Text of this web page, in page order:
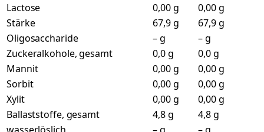
Lactose
0,00 g
0,00 g
Stärke
67,9 g
67,9 g
Oligosaccharide
– g
– g
Zuckeralkohole, gesamt
0,0 g
0,0 g
Mannit
0,00 g
0,00 g
Sorbit
0,00 g
0,00 g
Xylit
0,00 g
0,00 g
Ballaststoffe, gesamt
4,8 g
4,8 g